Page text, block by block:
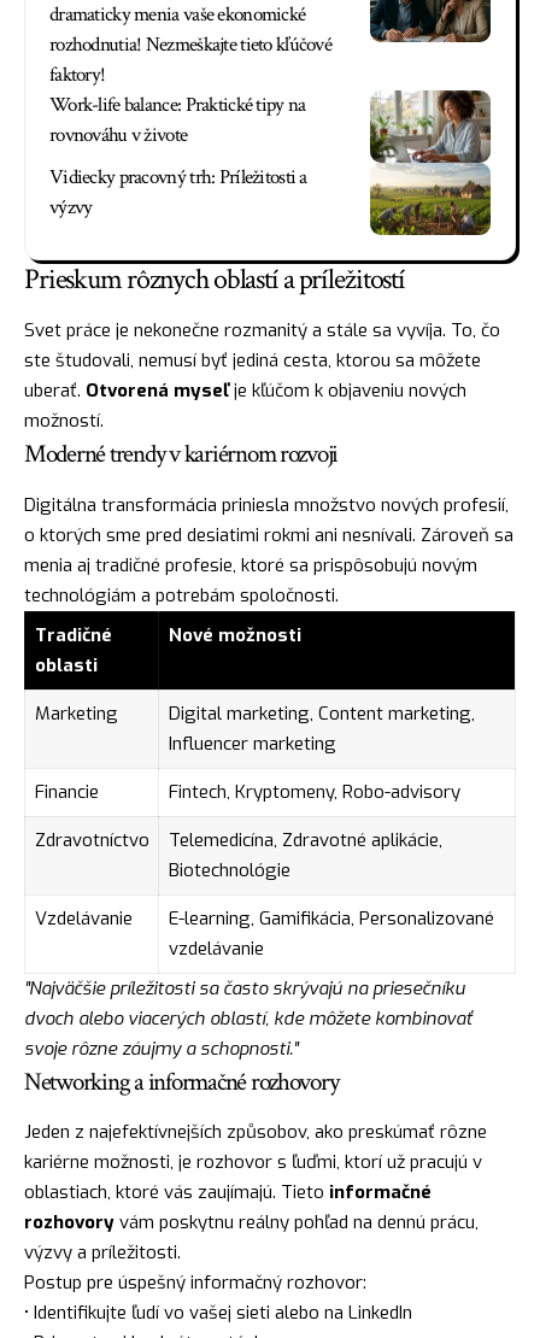
dramaticky menia vaše ekonomické
rozhodnutia! Nezmeškajte tieto kľúčové
faktory!
Work-life balance: Praktické tipy na
rovnováhu v živote
Vidiecky pracovný trh: Príležitosti a
výzvy
Prieskum rôznych oblastí a príležitostí
Svet práce je nekonečne rozmanitý a stále sa vyvíja. To, čo
ste študovali, nemusí byť jediná cesta, ktorou sa môžete
uberať. Otvorená myseľje kľúčom k objaveniu nových
možností.
Moderné trendy v kariérnom rozvoji
Digitálna transformácia priniesla množstvo nových profesií,
o ktorých sme pred desiatimi rokmi ani nesnívali. Zároveň sa
menia aj tradičné profesie, ktoré sa prispôsobujú novým
technológiám a potrebám spoločnosti.
Tradičné
oblasti
Nové možnosti
Marketing
Digital marketing, Content marketing,
Influencer marketing
Financie
Fintech, Kryptomeny, Robo-advisory
Zdravotníctvo
Telemedicína, Zdravotné aplikácie,
Biotechnológie
Vzdelávanie
E-learning, Gamifikácia, Personalizované
vzdelávanie
"Najväčšie príležitosti sa často skrývajú na priesečníku
dvoch alebo viacerých oblastí, kde môžete kombinovať
svoje rôzne záujmy a schopnosti."
Networking a informačné rozhovory
Jeden z najefektívnejších způsobov, ako preskúmať rôzne
kariérne možnosti, je rozhovor s ľuďmi, ktorí už pracujú v
oblastiach, ktoré vás zaujímajú. Tieto informačné
rozhovory vám poskytnu reálny pohľad na dennú prácu,
výzvy a príležitosti.
Postup pre úspešný informačný rozhovor:
• Identifikujte ľudí vo vašej sieti alebo na LinkedIn